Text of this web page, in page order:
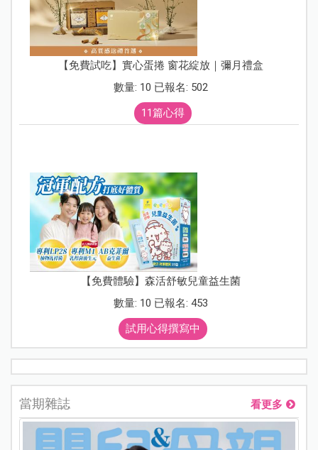
【免費試吃】實心蛋捲 窗花綻放｜彌月禮盒
數量: 10 已報名: 502
11篇心得
【免費體驗】森活舒敏兒童益生菌
數量: 10 已報名: 453
試用心得撰寫中
當期雜誌 看更多